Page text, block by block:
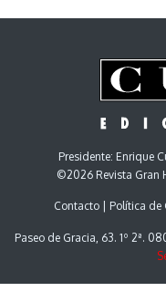
Presidente: Enrique
©2026 Revista Gran
Contacto Política de
Paseo de Gracia, 63. 1º 2ª.